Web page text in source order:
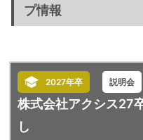
プ情報
2027年卒 説明会
株式会社アクシス27
し